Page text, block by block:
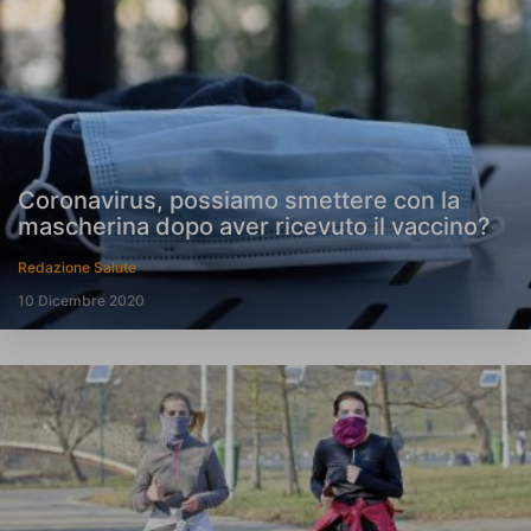
Coronavirus, possiamo smettere con la
mascherina dopo aver ricevuto il vaccino?
Redazione Salute
10 Dicembre 2020